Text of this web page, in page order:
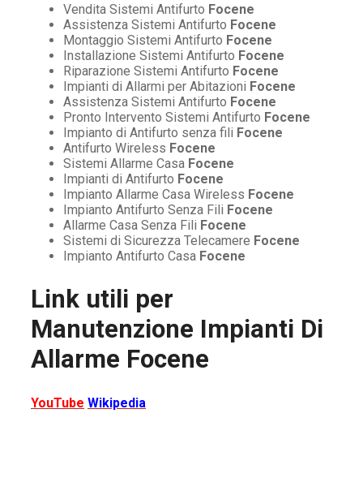
Vendita Sistemi Antifurto Focene
Assistenza Sistemi Antifurto Focene
Montaggio Sistemi Antifurto Focene
Installazione Sistemi Antifurto Focene
Riparazione Sistemi Antifurto Focene
Impianti di Allarmi per Abitazioni Focene
Assistenza Sistemi Antifurto Focene
Pronto Intervento Sistemi Antifurto Focene
Impianto di Antifurto senza fili Focene
Antifurto Wireless Focene
Sistemi Allarme Casa Focene
Impianti di Antifurto Focene
Impianto Allarme Casa Wireless Focene
Impianto Antifurto Senza Fili Focene
Allarme Casa Senza Fili Focene
Sistemi di Sicurezza Telecamere Focene
Impianto Antifurto Casa Focene
Link utili per
Manutenzione Impianti Di
Allarme Focene
YouTube Wikipedia